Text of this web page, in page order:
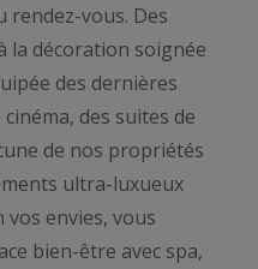
rendez-vous. Des
la décoration soignée
des dernières
des suites de
de nos propriétés
ultra-luxueux
envies, vous
bien-être avec spa,